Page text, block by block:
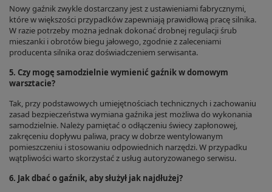
Nowy gaźnik zwykle dostarczany jest z ustawieniami fabrycznymi,
które w większości przypadków zapewniają prawidłową pracę silnika.
W razie potrzeby można jednak dokonać drobnej regulacji śrub
mieszanki i obrotów biegu jałowego, zgodnie z zaleceniami
producenta silnika oraz doświadczeniem serwisanta.
5. Czy mogę samodzielnie wymienić gaźnik w domowym
warsztacie?
Tak, przy podstawowych umiejętnościach technicznych i zachowaniu
zasad bezpieczeństwa wymiana gaźnika jest możliwa do wykonania
samodzielnie. Należy pamiętać o odłączeniu świecy zapłonowej,
zakręceniu dopływu paliwa, pracy w dobrze wentylowanym
pomieszczeniu i stosowaniu odpowiednich narzędzi. W przypadku
wątpliwości warto skorzystać z usług autoryzowanego serwisu.
6. Jak dbać o gaźnik, aby służył jak najdłużej?